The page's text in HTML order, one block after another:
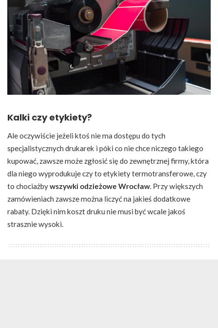
Kalki czy etykiety?
Ale oczywiście jeżeli ktoś nie ma dostępu do tych
specjalistycznych drukarek i póki co nie chce niczego takiego
kupować, zawsze może zgłosić się do zewnętrznej firmy, która
dla niego wyprodukuje czy to etykiety termotransferowe, czy
to chociażbywszywki odzieżowe Wrocław. Przy większych
zamówieniach zawsze można liczyć na jakieś dodatkowe
rabaty. Dzięki nim koszt druku nie musi być wcale jakoś
strasznie wysoki.